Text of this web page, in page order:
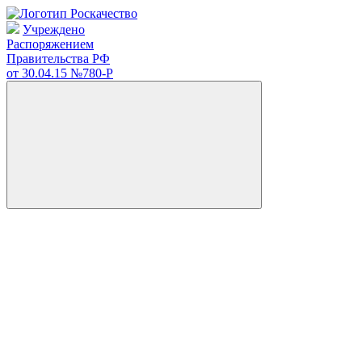
Учреждено
Распоряжением
Правительства РФ
от 30.04.15 №780-Р